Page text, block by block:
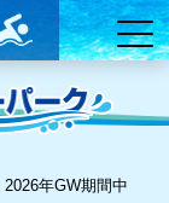
2026年GW期間中